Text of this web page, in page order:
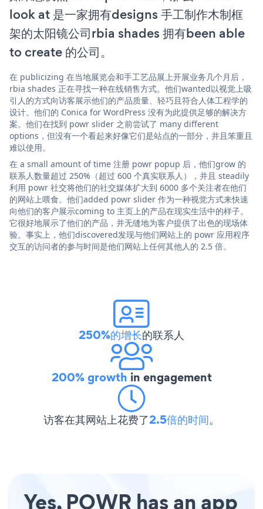
look at 是一家拥有designs 手工制作木制框
架的太阳镜公司rbia shades 拥有been able
to create 的公司。
在 publicizing 在当地展览会和手工艺品展上开展业务几个月后，
rbia shades 正在寻找一种在线销售方式。他们wanted以视觉上吸
引人的方式向访客展示他们的产品质量、轻巧且符合人体工程学的
设计。他们的 Conica for WordPress 没有为此提供足够的解决方
案。他们在找到 powr slider 之前尝试了 many different
options，但没有一个看起来好像它们是站点的一部分，并且笨重且
难以使用。
在 a small amount of time 注册 powr popup 后，他们grow 的
联系人数量超过 250%（超过 600 个真实联系人），并且 steadily
利用 powr 社交将他们的社交媒体扩大到 6000 多个关注者在他们
的网站上喂食。他们added powr slider 作为一种视觉方式来快速
向他们的客户展示coming to 主页上的产品在现实生活中的样子。
它很好地展示了他们的产品，并无缝地为客户提供了出色的现场体
验。事实上，他们discovered发现与他们网站上的 powr 应用程序
交互的访问者的参与时间是他们网站上任何其他人的 2.5 倍。
250%的增长的联系人
200% growth in engagement
访客在其网站上花费了2.5倍的时间。
Yes, POWR has an app